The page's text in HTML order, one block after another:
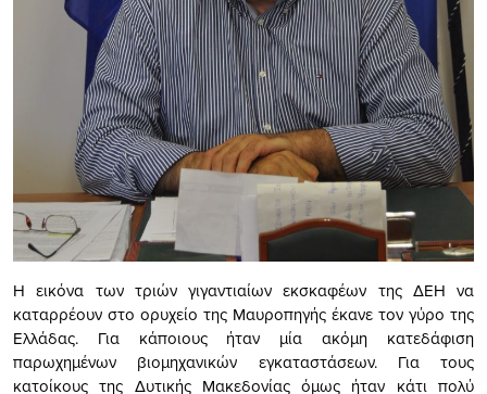
Η εικόνα των τριών γιγαντιαίων εκσκαφέων της ΔΕΗ να
καταρρέουν στο ορυχείο της Μαυροπηγής έκανε τον γύρο της
Ελλάδας. Για κάποιους ήταν μία ακόμη κατεδάφιση
παρωχημένων βιομηχανικών εγκαταστάσεων. Για τους
κατοίκους της Δυτικής Μακεδονίας όμως ήταν κάτι πολύ